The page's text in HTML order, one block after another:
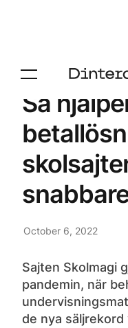
Så
October 6, 2022
Sajten Skolmagi
pandemin, när
de nya